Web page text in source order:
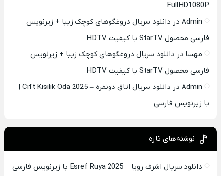
FullHD1080P
Adminدر دانلود سریال دروغگوهای کوچک زیبا + زیرنویس
فارسی محصول StarTV با کیفیت HDTV
مهسا در دانلود سریال دروغگوهای کوچک زیبا + زیرنویس
فارسی محصول StarTV با کیفیت HDTV
Adminدر
دانلود سریال اتاق دونفره – Cift Kisilik Oda 2025 |
با زیرنویس فارسی
نوشته‌های تازه
دانلود سریال اشرف رویا – Esref Ruya 2025 با زیرنویس فارسی